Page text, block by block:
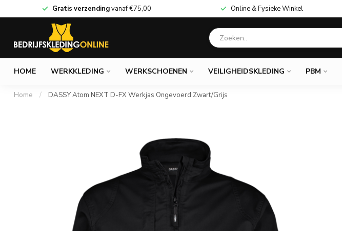
Gratis verzendingvanaf€75,00 Online & Fysieke Winkel
HOME WERKKLEDING WERKSCHOENEN VEILIGHEIDSKLEDING PBM
Home / DASSY Atom NEXT D-FX Werkjas Ongevoerd Zwart/Grijs